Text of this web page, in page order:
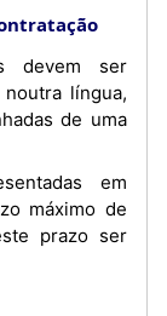
língua,
de uma
máximo de
prazo ser